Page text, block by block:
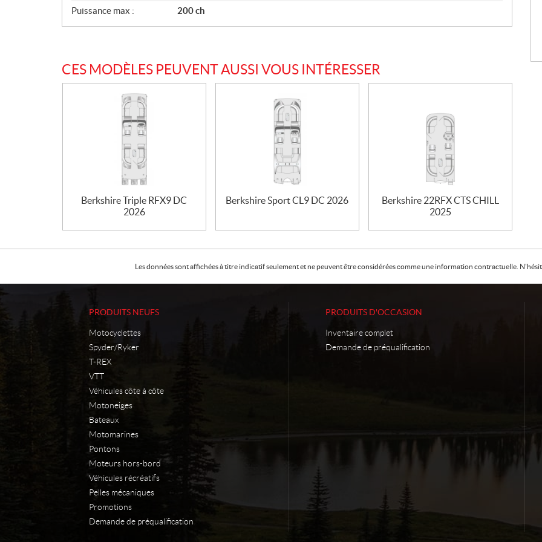
Puissance max :
200 ch
CES MODÈLES PEUVENT AUSSI VOUS INTÉRESSER
Berkshire Triple RFX9 DC
2026
Berkshire Sport CL9 DC 2026
Berkshire 22RFX CTS CHILL
2025
Les données sont affichées à titre indicatif seulement et ne peuvent être considérées comme une information contractuelle.
PRODUITS NEUFS
Motocyclettes
Spyder/Ryker
T-REX
VTT
Véhicules côte à côte
Motoneiges
Bateaux
Motomarines
Pontons
Moteurs hors-bord
Véhicules récréatifs
Pelles mécaniques
Promotions
Demande de préqualification
PRODUITS D'OCCASION
Inventaire complet
Demande de préqualification